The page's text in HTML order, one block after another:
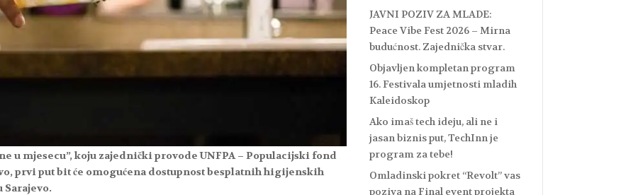
u mjesecu”, koju zajednički provode UNFPA – Populacijski fond
prvi put bit će omogućena dostupnost besplatnih higijenskih
Sarajevo.
JAVNI POZIV ZA MLADE:
Peace Vibe Fest 2026 – Mirna
budućnost. Zajednička stvar.
Objavljen kompletan program
16. Festivala umjetnosti mladih
Kaleidoskop
Ako imaš tech ideju, ali ne i
jasan biznis put, TechInn je
program za tebe!
Omladinski pokret “Revolt” vas
poziva na Final event projekta